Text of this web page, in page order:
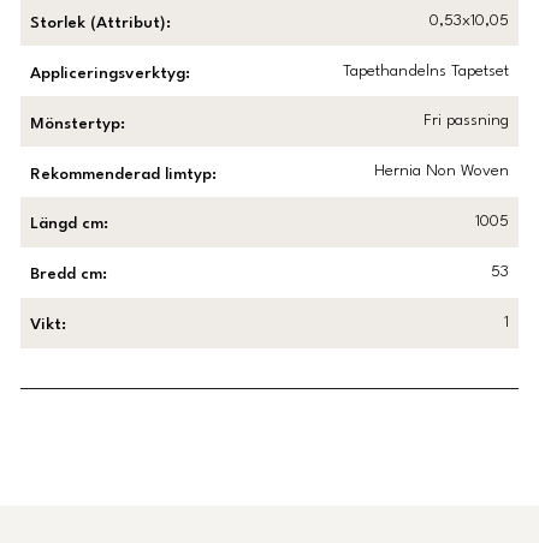
Storlek (Attribut): 0,53x10,05
Appliceringsverktyg: Tapethandelns Tapetset
Mönstertyp: Fri passning
Rekommenderad limtyp: Hernia Non Woven
Längd cm: 1005
Bredd cm: 53
Vikt: 1